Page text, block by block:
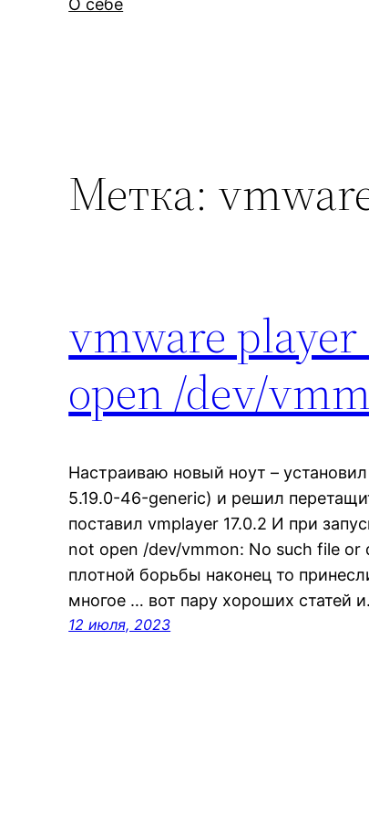
О себе
Метка:
vmware
open /dev/
Настраиваю новый ноут –
5.19.0-46-generic) и решил
поставил vmplayer 17.0.2 И при
not open /dev/vmmon: No such file or
плотной борьбы наконец то
многое … вот пару хороших статей
12 июля, 2023